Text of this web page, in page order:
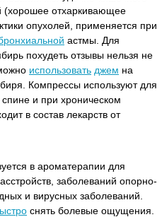
(хорошее отхаркивающее
опухолей, применяется при
астмы. Для
похудеть отзывы нельзя не
использовать джем на
Компрессы используют для
и при хроническом
в состав лекарств от
в ароматерапии для
заболеваний опорно-
и вирусных заболеваний.
снять болевые ощущения.